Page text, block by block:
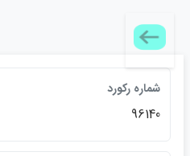
شماره ركورد
96140